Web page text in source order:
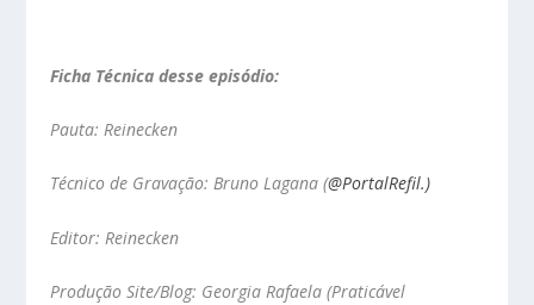
Ficha Técnica desse episódio:
Pauta: Reinecken
Técnico de Gravação: Bruno Lagana (@PortalRefil.)
Editor: Reinecken
Produção Site/Blog: Georgia Rafaela (Praticável